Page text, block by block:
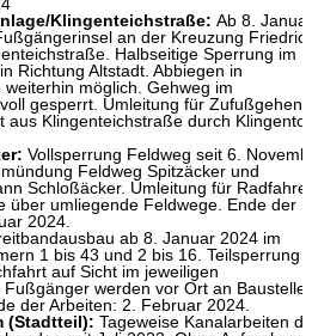
Klingenteichstraße: Ab 8. Januar
an der Kreuzung
Halbseitige Sperrung im
Richtung Altstadt. Abbiegen in
möglich. Gehweg im
gesperrt. Umleitung für
aus Klingenteichstraße durch
Vollsperrung Feldweg seit 6.
Feldweg Spitzäcker und
Schloßäcker. Umleitung für
über umliegende Feldwege. Ende der
2024.
ab 8. Januar 2024 im
1 bis 43 und 2 bis 16. Teilsperrung
auf Sicht im jeweiligen
Fußgänger werden vor Ort an
der Arbeiten: 2. Februar 2024.
(Stadtteil): Tageweise Kanalarbeiten